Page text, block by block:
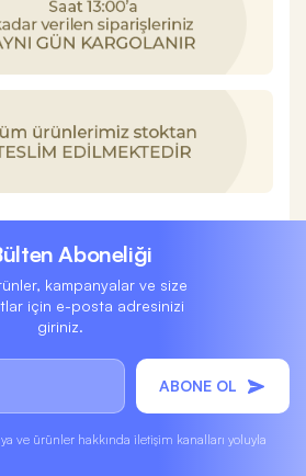
Aboneliği
kampanyalar ve size
için e-posta adresinizi
giriniz.
ABONE OL
ve ürünler hakkında iletişim kanalları yoluyla